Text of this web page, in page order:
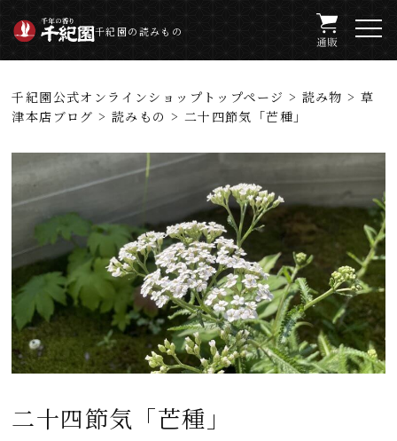
千紀園の読みもの
千紀園公式オンラインショップトップページ > 読み物 >草
津本店ブログ >読みもの > 二十四節気「芒種」
二十四節気「芒種」